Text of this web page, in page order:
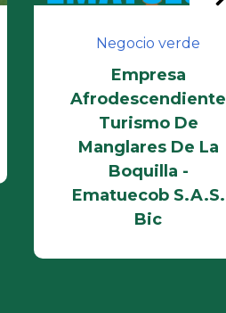
Negocio verde
Empresa
Afrodescendiente
Turismo De
Manglares De La
Boquilla -
Ematuecob S.A.S.
Bic